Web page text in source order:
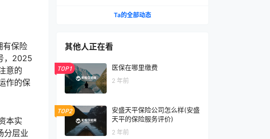
有保险
，2025
意的
作的保
本实
分层业
Ta的全部动态
其他人正在看
TOP1 医保在哪里缴费
2 年前
TOP2
安盛天平保险公司怎么样(安盛
天平的保险服务评价)
2 年前